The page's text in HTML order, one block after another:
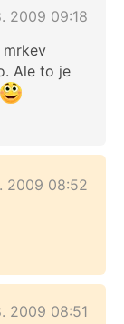
2009 09:18
mrkev
Ale to je
2009 08:52
2009 08:51